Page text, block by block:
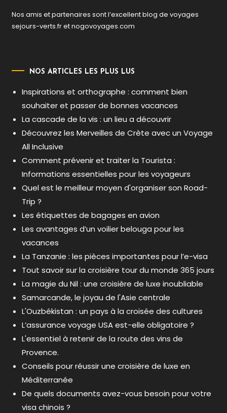
Nos amis et partenaires sont l’excellent blog de voyages
sejours-verts.fretnogovoyages.com
NOS ARTICLES LES PLUS LUS
Inspirations et orthographe : comment bien
souhaiter et passer de bonnes vacances
La cascade de la vis : un lieu a découvrir
Découvrez les Merveilles de Crète avec un Voyage
All Inclusive
Comment prévenir et traiter la Tourista :
Informations essentielles pour les voyageurs
Quel est le meilleur moyen d'organiser son Road-
Trip ?
Les étiquettes de bagages en avion
Les avantages d’un voilier belouga pour les
vacances
La Tanzanie : les pièces importantes pour l’e-visa
Tout savoir sur la croisière tour du monde 365 jours
La magie du Nil : une croisière de luxe inoubliable
Samarcande, le joyau de l'Asie centrale
L'Ouzbékistan : un pays à la croisée des cultures
L’assurance voyage USA est-elle obligatoire ?
L'essentiel à retenir de la route des vins de
Provence.
Conseils pour réussir une croisière de luxe en
Méditerranée
De quels documents avez-vous besoin pour votre
visa chinois ?